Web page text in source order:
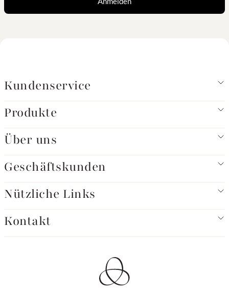
Kundenservice
Produkte
Über uns
Geschäftskunden
Nützliche Links
Kontakt